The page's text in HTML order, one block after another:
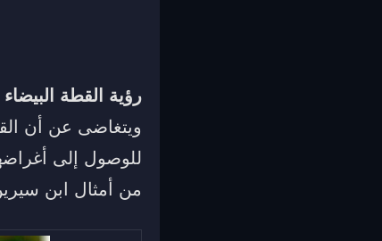
رؤية القطة
ويتغاضى عن أن
للوصول إلى
من أمثال ابن